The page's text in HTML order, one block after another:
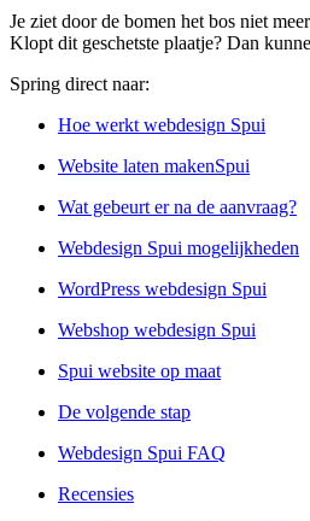
Je ziet door de bomen het bos niet
Klopt dit geschetste plaatje? Dan
Spring direct naar:
Hoe werkt webdesign Spui
Website laten makenSpui
Wat gebeurt er na de aanvraag?
Webdesign Spui mogelijkheden
WordPress webdesign Spui
Webshop webdesign Spui
Spui website op maat
De volgende stap
Webdesign Spui FAQ
Recensies